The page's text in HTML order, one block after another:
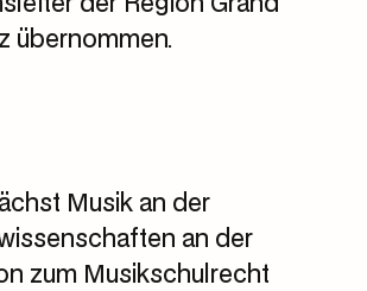
übernommen.
Musik an der
an der
zum Musikschulrecht